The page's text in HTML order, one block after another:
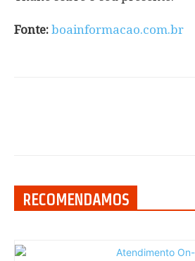
Fonte: boainformacao.com.br
RECOMENDAMOS